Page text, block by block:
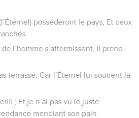
posséderont le pays, Et ceux
de l’homme s’affermissent, Il prend
terrassé, Car l’Éternel lui soutient la
; Et je n’ai pas vu le juste
mendiant son pain.